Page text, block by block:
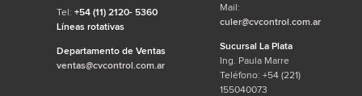
Tel: +54 (11) 2120- 5360
Líneas rotativas
Departamento de Ventas
ventas@cvcontrol.com.ar
Mail:
culer@cvcontrol.com.ar
Sucursal La Plata
Ing. Paula Marre
Teléfono: +54 (221)
155040073